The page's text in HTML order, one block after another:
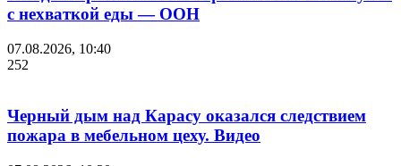
с нехваткой еды — ООН
07.08.2026, 10:40
252
Черный дым над Карасу оказался следствием
пожара в мебельном цеху. Видео